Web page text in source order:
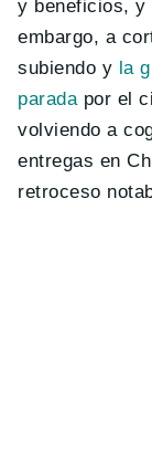
y beneficios, y
embargo, a
subiendo y la
paradapor el
volviendo a
entregas en
retroceso